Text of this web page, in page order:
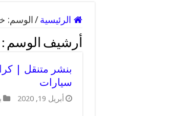
الرئيسية / الوسم:
أرشيف الوسم :
سيارات
أبريل 19, 2020